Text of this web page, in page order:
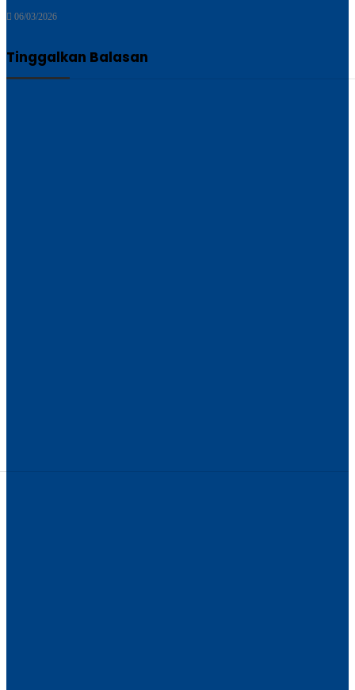
06/03/2026
Tinggalkan Balasan